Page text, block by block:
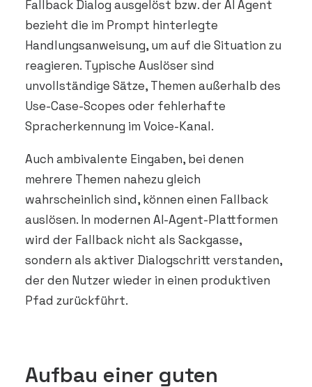
Fallback Dialog ausgelöst bzw. der AI Agent
bezieht die im Prompt hinterlegte
Handlungsanweisung, um auf die Situation zu
reagieren. Typische Auslöser sind
unvollständige Sätze, Themen außerhalb des
Use-Case-Scopes oder fehlerhafte
Spracherkennung im Voice-Kanal.
Auch ambivalente Eingaben, bei denen
mehrere Themen nahezu gleich
wahrscheinlich sind, können einen Fallback
auslösen. In modernen AI-Agent-Plattformen
wird der Fallback nicht als Sackgasse,
sondern als aktiver Dialogschritt verstanden,
der den Nutzer wieder in einen produktiven
Pfad zurückführt.
Aufbau einer guten